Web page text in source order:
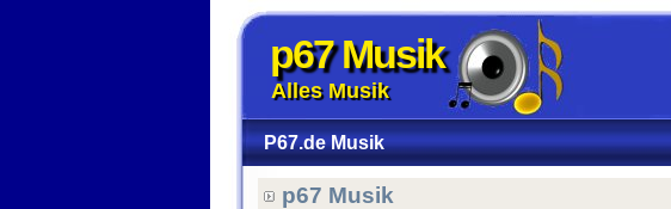
p67 Musik
Alles Musik
P67.de Musik
p67 Musik